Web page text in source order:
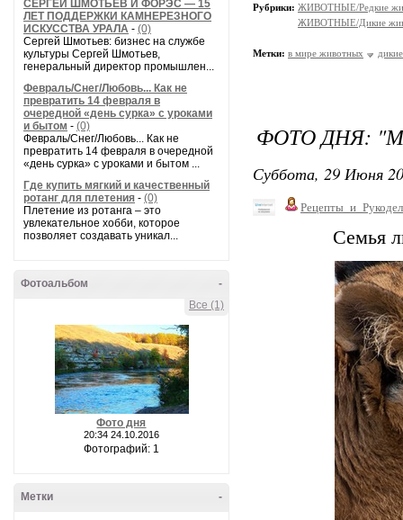
СЕРГЕЙ ШМОТЬЕВ И ФОРЭС — 15
ЛЕТ ПОДДЕРЖКИ КАМНЕРЕЗНОГО
ИСКУССТВА УРАЛА - (0)
Сергей Шмотьев: бизнес на службе
культуры Сергей Шмотьев,
генеральный директор промышлен...
Февраль/Снег/Любовь... Как не
превратить 14 февраля в
очередной «день сурка» с уроками
и бытом - (0)
Февраль/Снег/Любовь... Как не
превратить 14 февраля в очередной
«день сурка» с уроками и бытом ...
Где купить мягкий и качественный
ротанг для плетения - (0)
Плетение из ротанга – это
увлекательное хобби, которое
позволяет создавать уникал...
-
Фотоальбом
Все (1)
Фото дня
20:34 24.10.2016
Фотографий: 1
-
Метки
Рубрики: ЖИВОТНЫЕ/Редкие
ЖИВОТНЫЕ/Дикие
Метки: в мире животных
ФОТО ДНЯ:
Суббота, 29 Июня
Семья